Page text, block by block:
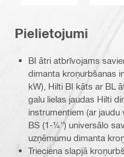
Pielietojumi
BI ātri atbrīvojams
dimanta kroņurbšanas
kW), Hilti BI kāts ar BL
galu lielas jaudas Hilti
instrumentiem (ar
BS (1-¼") universālo
uzņēmumu dimanta
Trieciena slapjā